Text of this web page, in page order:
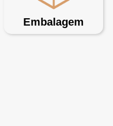
Embalagem